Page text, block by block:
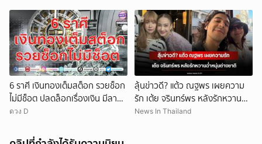
6 ราศี เงินทองเต็มสต็อก รวยช็อก
ไม่มีช็อต ปลดล็อกเรื่องเงิน มีลาภ
ลอยจ่อคิว
ดวง D
ลุ้นข่าวดี? แต้ว ณฐพร เผยความ
รัก เต้ย จรินทร์พร หลังรักหวานฉ่ำ
หนุ่มต่างชาติ
News In Thailand